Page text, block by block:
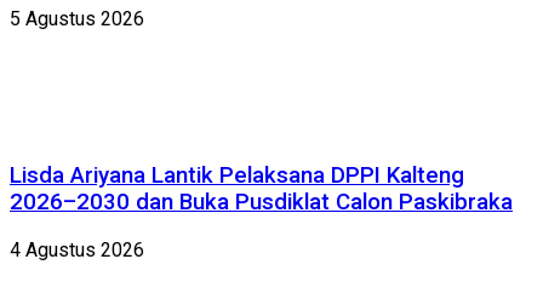
5 Agustus 2026
Lisda Ariyana Lantik Pelaksana DPPI Kalteng
2026–2030 dan Buka Pusdiklat Calon Paskibraka
4 Agustus 2026